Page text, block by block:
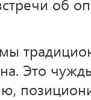
об
Это